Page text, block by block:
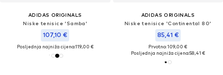
ADIDAS ORIGINALS
Niske tenisice 'Samba'
107,10 €
Posljednja najniža cijena:119,00 €
ADIDAS ORIGINALS
Niske tenisice 'Continental 80'
85,41 €
Prvotno: 109,00 €
Posljednja najniža cijena:58,41 €